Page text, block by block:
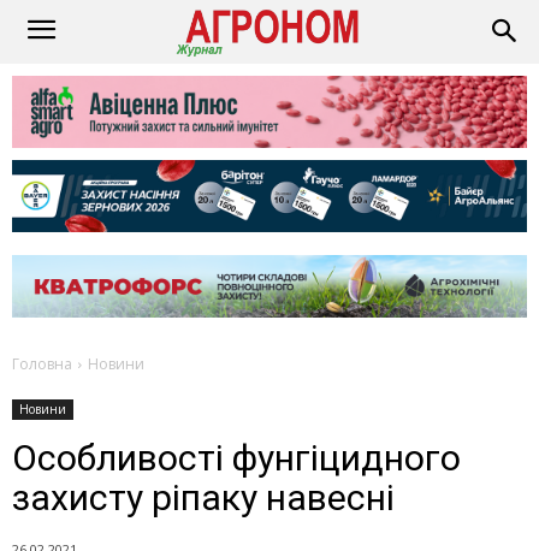
Головна Новини
Новини
Особливості фунгіцидного
захисту ріпаку навесні